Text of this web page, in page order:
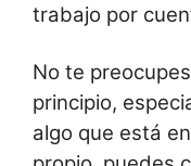
trabajo por
No te
principio,
algo que está